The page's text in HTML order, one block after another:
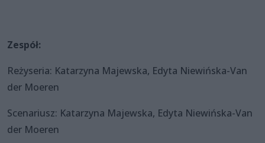
Zespół:
Reżyseria: Katarzyna Majewska, Edyta Niewińska-Van
der Moeren
Scenariusz: Katarzyna Majewska, Edyta Niewińska-Van
der Moeren